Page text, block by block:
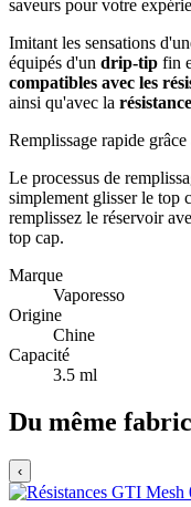
saveurs pour votre
Imitant les sensations
équipés d'un drip-tip fin
compatibles avec les
ainsi qu'avec la
Remplissage rapide
Le processus de
simplement glisser le top
remplissez le réservoir
top cap.
Marque
Vaporesso
Origine
Chine
Capacité
3.5 ml
Du même
‹